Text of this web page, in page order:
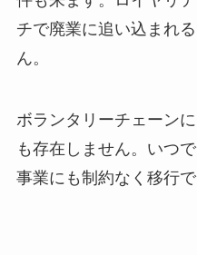
チで廃業に追い込まれ
ん。
ボランタリーチェーン
も存在しません。いつ
事業にも制約なく移行で